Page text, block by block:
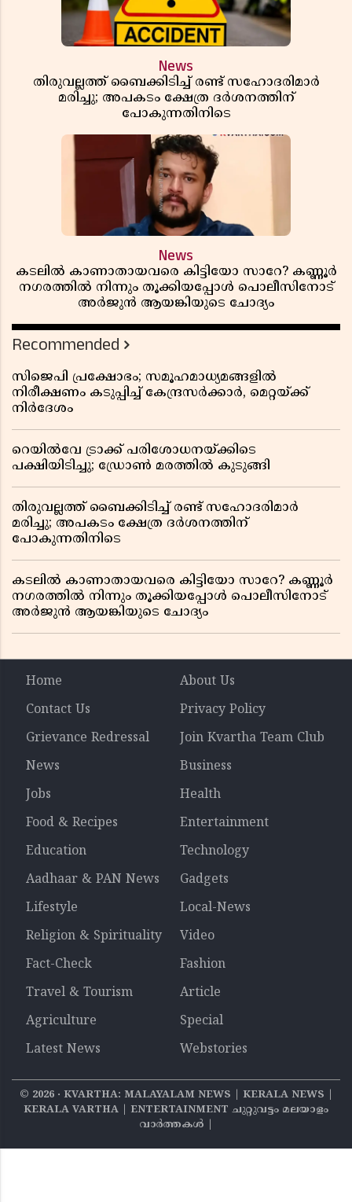
News
തിരുവല്ലത്ത് ബൈക്കിടിച്ച് രണ്ട് സഹോദരിമാർ
മരിച്ചു; അപകടം ക്ഷേത്ര ദർശനത്തിന്
പോകുന്നതിനിടെ
News
കടലിൽ കാണാതായവരെ കിട്ടിയോ സാറേ? കണ്ണൂർ
നഗരത്തിൽ നിന്നും തൂക്കിയപ്പോൾ പൊലീസിനോട്
അർജുൻ ആയങ്കിയുടെ ചോദ്യം
Recommended
സിജെപി പ്രക്ഷോഭം; സമൂഹമാധ്യമങ്ങളിൽ
നിരീക്ഷണം കടുപ്പിച്ച് കേന്ദ്രസർക്കാർ, മെറ്റയ്ക്ക്
നിർദേശം
റെയിൽവേ ട്രാക്ക് പരിശോധനയ്ക്കിടെ
പക്ഷിയിടിച്ചു; ഡ്രോൺ മരത്തിൽ കുടുങ്ങി
തിരുവല്ലത്ത് ബൈക്കിടിച്ച് രണ്ട് സഹോദരിമാർ
മരിച്ചു; അപകടം ക്ഷേത്ര ദർശനത്തിന്
പോകുന്നതിനിടെ
കടലിൽ കാണാതായവരെ കിട്ടിയോ സാറേ? കണ്ണൂർ
നഗരത്തിൽ നിന്നും തൂക്കിയപ്പോൾ പൊലീസിനോട്
അർജുൻ ആയങ്കിയുടെ ചോദ്യം
Home
About Us
Contact Us
Privacy Policy
Grievance Redressal
Join Kvartha Team Club
News
Business
Jobs
Health
Food & Recipes
Entertainment
Education
Technology
Aadhaar & PAN News
Gadgets
Lifestyle
Local-News
Religion & Spirituality
Video
Fact-Check
Fashion
Travel & Tourism
Article
Agriculture
Special
Latest News
Webstories
© 2026‧ KVARTHA: MALAYALAM NEWS | KERALA NEWS |
KERALA VARTHA | ENTERTAINMENT ചുറ്റുവട്ടം മലയാളം
വാര്‍ത്തകൾ |